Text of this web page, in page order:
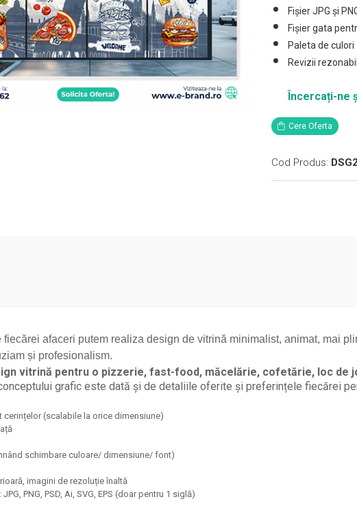
Fișier JPG și
Fișier gata
Paleta de culori
Revizii
Încercați-ne
Cere Oferta
Cod Produs: DSG2
fiecărei afaceri putem realiza design de vitrină minimalist, animat, mai
și profesionalism.
vitrină pentru o pizzerie, fast-food, măcelărie, cofetărie, loc de
grafic este dată și de detaliile oferite și preferințele fiecărei
(scalabile la orice dimensiune)
schimbare culoare/ dimensiune/ font)
imagini de rezoluție înaltă
PNG, PSD, Ai, SVG, EPS (doar pentru 1 siglă)